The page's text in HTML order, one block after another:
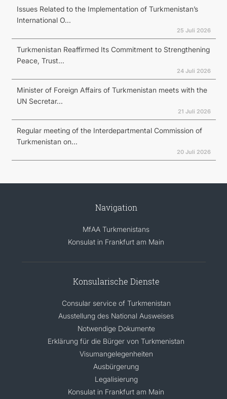
Issues Related to the Implementation of Turkmenistan’s
International O...
25 Juli 2026
Turkmenistan Reaffirmed Its Commitment to Strengthening
Peace, Trust...
24 Juli 2026
Minister of Foreign Affairs of Turkmenistan meets with the
UN Secretar...
21 Juli 2026
Regular meeting of the Interdepartmental Commission of
Turkmenistan on...
20 Juli 2026
Navigation
MfAA Turkmenistans
Konsulat in Frankfurt am Main
Konsularische Dienste
Consular service of Turkmenistan
Ausstellung des National Ausweises
Notwendige Dokumente
Erklärung für die Bürger von Turkmenistan
Visumangelegenheiten
Ausbürgerung
Legalisierung
Konsulat in Frankfurt am Main